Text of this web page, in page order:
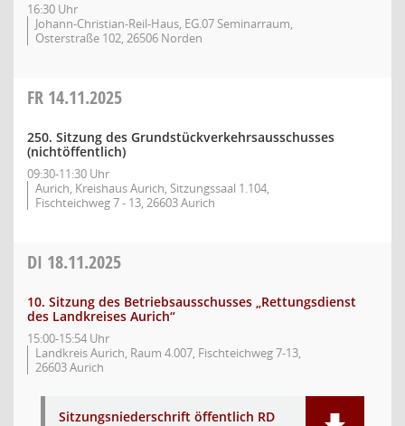
16:30 Uhr
Johann-Christian-Reil-Haus, EG.07 Seminarraum,
Osterstraße 102, 26506 Norden
FR 14.11.2025
250. Sitzung des Grundstückverkehrsausschusses
(nichtöffentlich)
09:30-11:30 Uhr
Aurich, Kreishaus Aurich, Sitzungssaal 1.104,
Fischteichweg 7 - 13, 26603 Aurich
DI 18.11.2025
10. Sitzung des Betriebsausschusses „Rettungsdienst
des Landkreises Aurich“
15:00-15:54 Uhr
Landkreis Aurich, Raum 4.007, Fischteichweg 7-13,
26603 Aurich
Sitzungsniederschrift öffentlich RD